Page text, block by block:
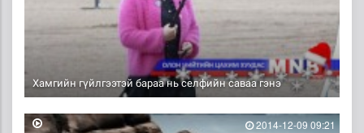
Хамгийн гүйлгээтэй бараа нь селфийн саваа гэнэ
2014-12-09 09:21